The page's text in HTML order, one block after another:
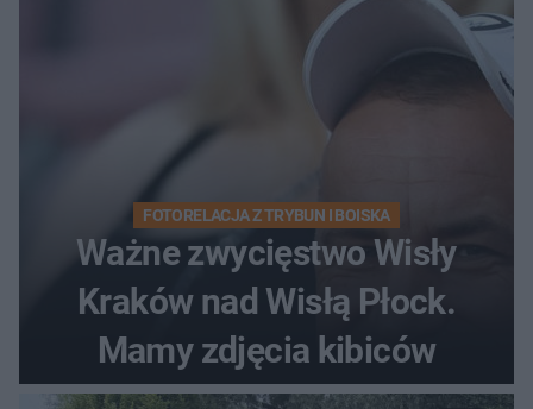
FOTORELACJA Z TRYBUN I BOISKA
Ważne zwycięstwo Wisły
Kraków nad Wisłą Płock.
Mamy zdjęcia kibiców